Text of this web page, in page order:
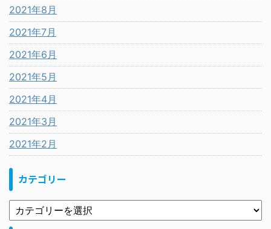
2021年8月
2021年7月
2021年6月
2021年5月
2021年4月
2021年3月
2021年2月
カテゴリー